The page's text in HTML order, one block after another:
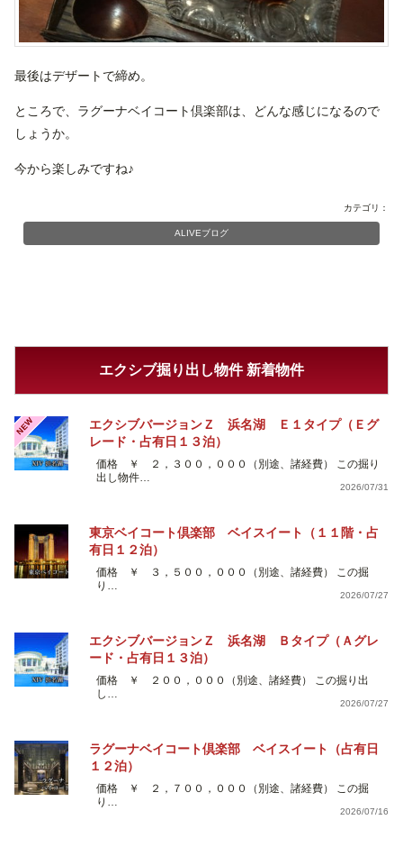
最後はデザートで締め。
ところで、ラグーナベイコート倶楽部は、どんな感じになるので
しょうか。
今から楽しみですね♪
カテゴリ：
ALIVEブログ
エクシブ掘り出し物件 新着物件
NEW
エクシブバージョンＺ 浜名湖 Ｅ１タイプ（Ｅグ
レード・占有日１３泊）
価格 ￥ ２，３００，０００（別途、諸経費） この掘り
出し物件…
2026/07/31
東京ベイコート倶楽部 ベイスイート（１１階・占
有日１２泊）
価格 ￥ ３，５００，０００（別途、諸経費） この掘
り…
2026/07/27
エクシブバージョンＺ 浜名湖 Ｂタイプ（Ａグレ
ード・占有日１３泊）
価格 ￥ ２００，０００（別途、諸経費） この掘り出
し…
2026/07/27
ラグーナベイコート倶楽部 ベイスイート（占有日
１２泊）
価格 ￥ ２，７００，０００（別途、諸経費） この掘
り…
2026/07/16